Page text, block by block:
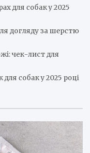
для собак у 2025
догляду за шерстю
чек-лист для
собак у 2025 році